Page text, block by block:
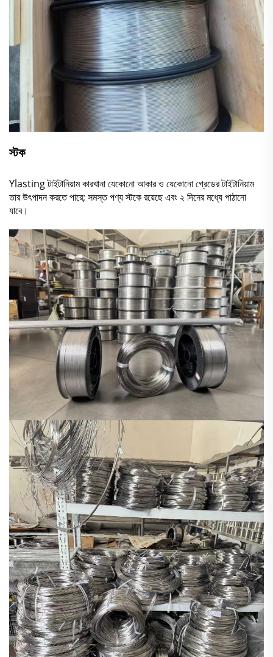
স্টক
Ylasting টাইটানিয়াম কারখানা যেকোনো আকার ও যেকোনো গ্রেডের টাইটানিয়াম
তার উৎপাদন করতে পারে; সমস্ত পণ্য স্টকে রয়েছে এবং ২ দিনের মধ্যে পাঠানো
যাবে।